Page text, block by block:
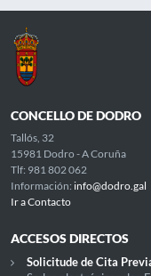
CONCELLO DE DODRO
Tallós, 32
15981 Dodro - A Coruña
Tlf: 981 802 062
Información: info@dodro.gal
Ir a Contacto
ACCESOS DIRECTOS
Solicitude de Cita